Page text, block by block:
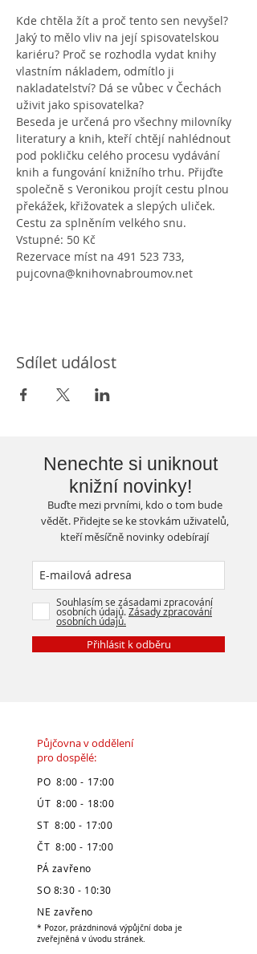
Kde chtěla žít a proč tento sen nevyšel?
Jaký to mělo vliv na její spisovatelskou
kariéru? Proč se rozhodla vydat knihy
vlastním nákladem, odmítlo ji
nakladatelství? Dá se vůbec v Čechách
uživit jako spisovatelka?
Beseda je určená pro všechny milovníky
literatury a knih, kteří chtějí nahlédnout
pod pokličku celého procesu vydávání
knih a fungování knižního trhu. Přijďte
společně s Veronikou projít cestu plnou
překážek, křižovatek a slepých uliček.
Cestu za splněním velkého snu.
Vstupné: 50 Kč
Rezervace míst na 491 523 733,
pujcovna@knihovnabroumov.net
Sdílet událost
Nenechte si uniknout
knižní novinky!
Buďte mezi prvními, kdo o tom bude
vědět. Přidejte se ke stovkám uživatelů,
kteří měsíčně novinky odebírají
Souhlasím se zásadami zpracování
osobních údajů.Zásady zpracování
osobních údajů.
Přihlásit k odběru
Půjčovna v oddělení
pro dospělé:
PO 8:00 - 17:00
ÚT 8:00 - 18:00
ST 8:00 - 17:00
ČT 8:00 - 17:00
PÁ zavřeno
SO 8:30 - 10:30
NE zavřeno
* Pozor, prázdninová výpůjční doba je
zveřejněná v úvodu stránek.